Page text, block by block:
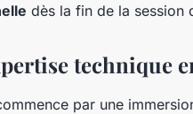
dès la fin de la session
technique
par une